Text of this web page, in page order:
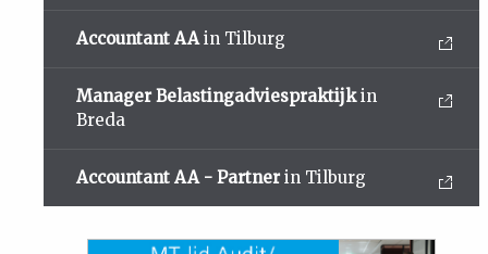
Accountant AAin Tilburg
Manager Belastingadviespraktijkin
Breda
Accountant AA - Partner in Tilburg